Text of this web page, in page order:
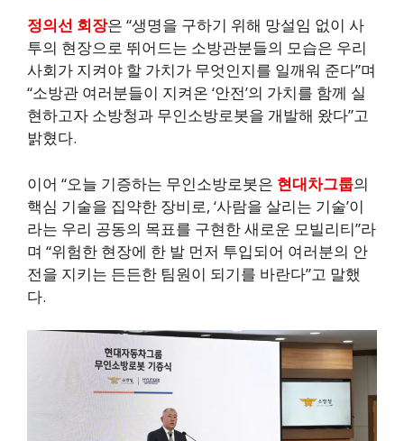
정의선 회장은 “생명을 구하기 위해 망설임 없이 사
투의 현장으로 뛰어드는 소방관분들의 모습은 우리
사회가 지켜야 할 가치가 무엇인지를 일깨워 준다”며
“소방관 여러분들이 지켜온 ‘안전’의 가치를 함께 실
현하고자 소방청과 무인소방로봇을 개발해 왔다”고
밝혔다.
이어 “오늘 기증하는 무인소방로봇은 현대차그룹의
핵심 기술을 집약한 장비로, ‘사람을 살리는 기술’이
라는 우리 공동의 목표를 구현한 새로운 모빌리티”라
며 “위험한 현장에 한 발 먼저 투입되어 여러분의 안
전을 지키는 든든한 팀원이 되기를 바란다”고 말했
다.